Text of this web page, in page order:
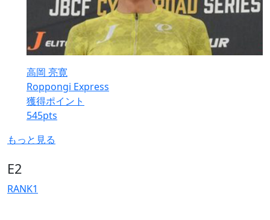
高岡 亮寛
Roppongi Express
獲得ポイント
545pts
もっと見る
E2
RANK1